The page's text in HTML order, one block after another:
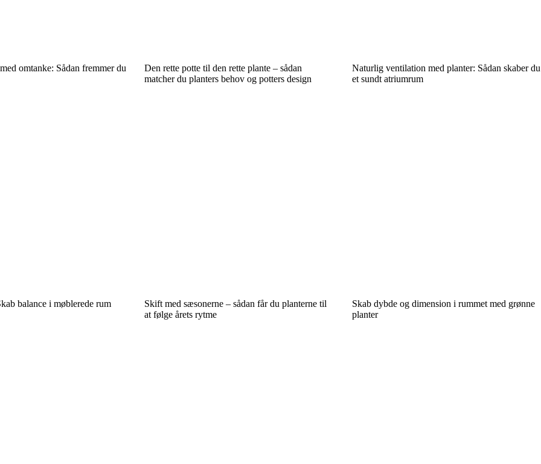
omtanke: Sådan fremmer du
Den rette potte til den rette plante – sådan
matcher du planters behov og potters design
Naturlig ventilation med planter: Sådan skaber du
et sundt atriumrum
balance i møblerede rum
Skift med sæsonerne – sådan får du planterne til
at følge årets rytme
Skab dybde og dimension i rummet med grønne
planter